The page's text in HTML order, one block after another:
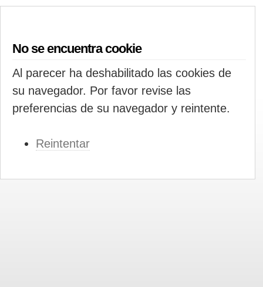
No se encuentra cookie
Al parecer ha deshabilitado las cookies de
su navegador. Por favor revise las
preferencias de su navegador y reintente.
Reintentar